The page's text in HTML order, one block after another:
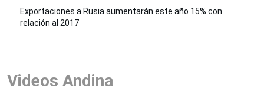
Exportaciones a Rusia aumentarán este año 15% con
relación al 2017
Videos Andina